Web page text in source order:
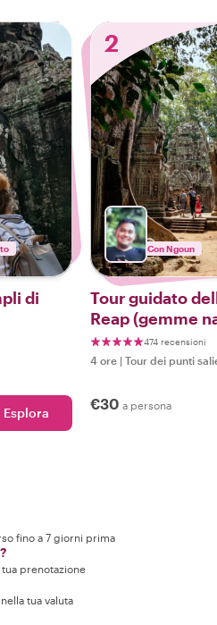
di
Esplora
2
Con Ngoun
Tour guidato
Reap (gemme
474 recensioni
4 ore | Tour dei punti
€30 a persona
fino a 7 giorni prima
prenotazione
tua valuta